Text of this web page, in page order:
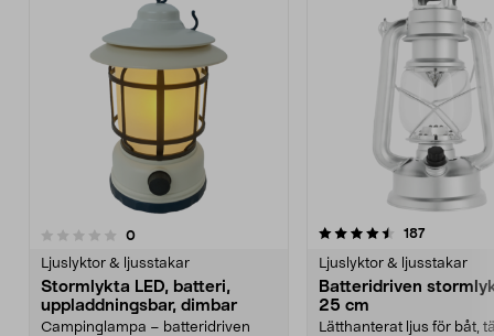
0recensioner
Ljuslyktor & ljusstakar
Stormlykta LED, batteri,
uppladdningsbar, dimbar
Campinglampa – batteridriven
4.5 av 5 stjärnor 187
Ljuslyktor & ljusstakar
Batteridriven
25 cm
Lätthanterat ljus för båt,
4.5 av 5 stjärnor